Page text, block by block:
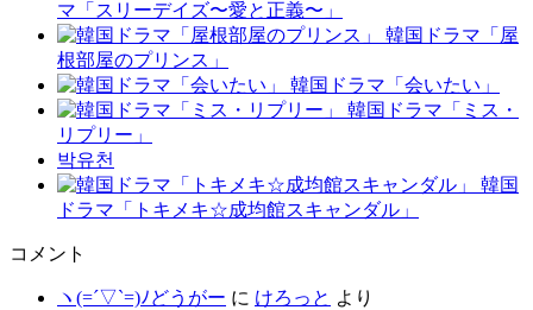
マ「スリーデイズ〜愛と正義〜」
韓国ドラマ「屋
根部屋のプリンス」
韓国ドラマ「会いたい」
韓国ドラマ「ミス・
リプリー」
박유천
韓国
ドラマ「トキメキ☆成均館スキャンダル」
コメント
ヽ(=´▽`=)ﾉどうがー に けろっと より